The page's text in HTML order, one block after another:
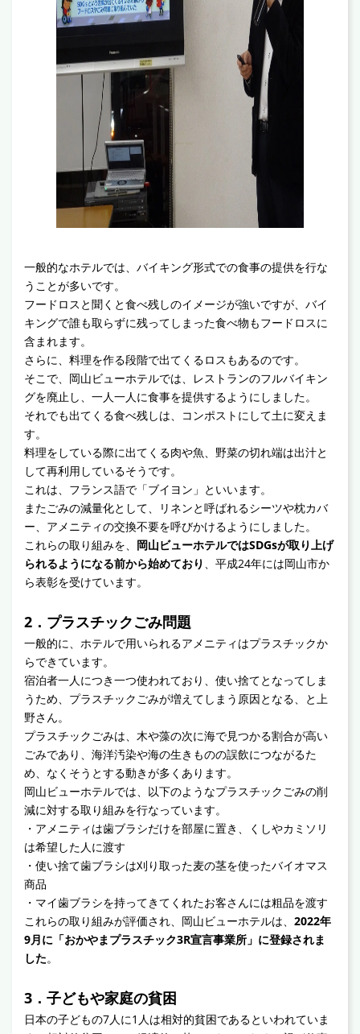
一般的なホテルでは、バイキング形式での食事の提供を行な
うことが多いです。
フードロスと聞くと食べ残しのイメージが強いですが、バイ
キングで誰も取らずに残ってしまった食べ物もフードロスに
含まれます。
さらに、料理を作る段階で出てくるロスもあるのです。
そこで、岡山ビューホテルでは、レストランのフルバイキン
グを廃止し、一人一人に食事を提供するようにしました。
それでも出てくる食べ残しは、コンポストにして土に変えま
す。
料理をしている際に出てくる肉や魚、野菜の切れ端は出汁と
して再利用しているそうです。
これは、フランス語で「ブイヨン」といいます。
またごみの減量化として、リネンと呼ばれるシーツや枕カバ
ー、アメニティの交換不要を呼びかけるようにしました。
これらの取り組みを、 岡山ビューホテルではSDGsが取り上げ
られるようになる前から始めており 、平成24年には岡山市か
ら表彰を受けています。
2．プラスチックごみ問題
一般的に、ホテルで用いられるアメニティはプラスチックか
らできています。
宿泊者一人につき一つ使われており、使い捨てとなってしま
うため、プラスチックごみが増えてしまう原因となる、と上
野さん。
プラスチックごみは、木や藻の次に海で見つかる割合が高い
ごみであり、海洋汚染や海の生きものの誤飲につながるた
め、なくそうとする動きが多くあります。
岡山ビューホテルでは、以下のようなプラスチックごみの削
減に対する取り組みを行なっています。
・アメニティは歯ブラシだけを部屋に置き、くしやカミソリ
は希望した人に渡す
・使い捨て歯ブラシは刈り取った麦の茎を使ったバイオマス
商品
・マイ歯ブラシを持ってきてくれたお客さんには粗品を渡す
これらの取り組みが評価され、岡山ビューホテルは、 2022年
9月に「おかやまプラスチック3R宣言事業所」に登録されま
した。
3．子どもや家庭の貧困
日本の子どもの7人に1人は相対的貧困であるといわれていま